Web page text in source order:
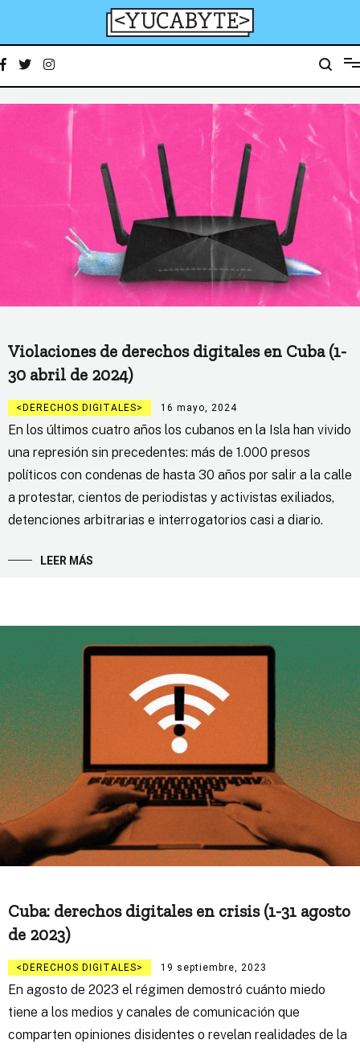
YucaByte
Violaciones de derechos digitales en Cuba (1-
30 abril de 2024)
DERECHOS DIGITALES 16 mayo, 2024
En los últimos cuatro años los cubanos en la Isla han vivido
una represión sin precedentes: más de 1.000 presos
políticos con condenas de hasta 30 años por salir a la calle
a protestar, cientos de periodistas y activistas exiliados,
detenciones arbitrarias e interrogatorios casi a diario.
LEER MÁS
Cuba: derechos digitales en crisis (1-31 agosto
de 2023)
DERECHOS DIGITALES 19 septiembre, 2023
En agosto de 2023 el régimen demostró cuánto miedo
tiene a los medios y canales de comunicación que
comparten opiniones disidentes o revelan realidades de la